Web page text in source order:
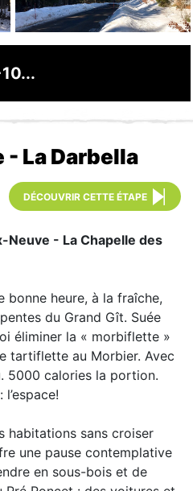
- La Darbella
DÉCOUVRIR CETTE ÉTAPE
Neuve - La Chapelle des
bonne heure, à la fraîche,
du Grand Gît. Suée
éliminer la « morbiflette »
tartiflette au Morbier. Avec
5000 calories la portion.
habitations sans croiser
une pause contemplative
en sous-bois et de